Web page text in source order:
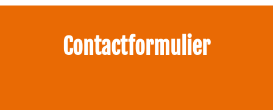
Contactformulier